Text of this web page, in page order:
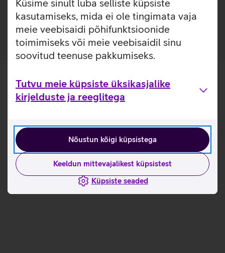
Küsime sinult luba selliste küpsiste
kasutamiseks, mida ei ole tingimata vaja
meie veebisaidi põhifunktsioonide
toimimiseks või meie veebisaidil sinu
soovitud teenuse pakkumiseks.
Tutvu meie küpsiste üksikasjalike
kirjelduste ja reeglitega
Nõustun kõigi küpsistega
Keeldun mittevajalikest küpsistest
Küpsiste seaded
Ümbris on valmistatud 35% taaskasutatud materjalidest.